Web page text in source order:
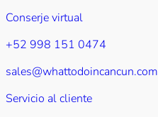
Conserje virtual
+52 998 151 0474
sales@whattodoincancun.com
Servicio al cliente